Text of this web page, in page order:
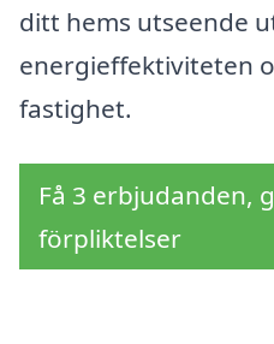
ditt hems utseende
energieffektiviteten
fastighet.
Få 3 erbjudanden,
förpliktelser